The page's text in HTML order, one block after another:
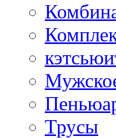
Трусы